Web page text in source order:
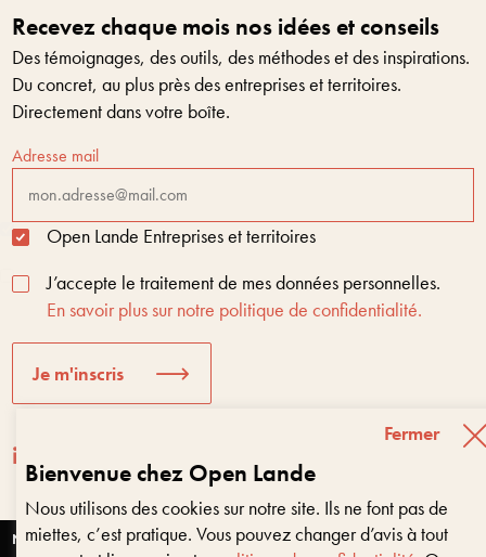
Nous vous aidons à être encore là dans 10 ans
?
Recevez chaque mois nos idées et conseils
Des témoignages, des outils, des méthodes et des inspirations.
Du concret, au plus près des entreprises et territoires.
Directement dans votre boîte.
Adresse mail
Open Lande Entreprises et territoires
J’accepte le traitement de mes données personnelles.
En savoir plus sur notre politique de confidentialité.
Je m'inscris
Nantes
Bienvenue chez Open Lande
Fermer
Nous utilisons des cookies sur notre site. Ils ne font pas de
miettes, c’est pratique. Vous pouvez changer d’avis à tout